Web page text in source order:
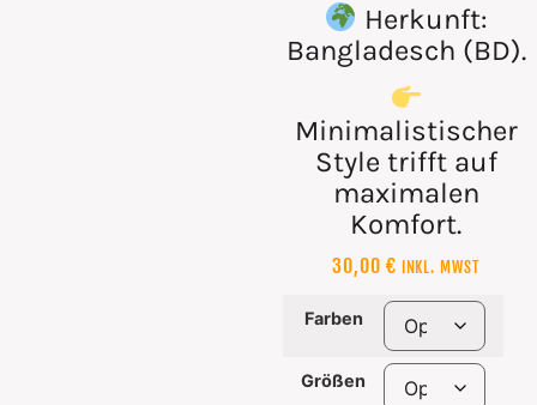
Herkunft:
Bangladesch (BD).
Minimalistischer
Style trifft auf
maximalen
Komfort.
30,00 € INKL. MWST
Farben
Größen